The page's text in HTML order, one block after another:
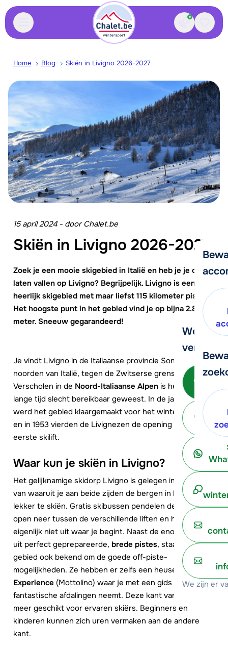
Contact
We
verder!
We zijn er
Home Blog Skiën in Livigno 2026-2027
15 april 2024 - doorChalet.be
Skiën in Livigno 2026-2027
Zoek je een mooie skigebied in Italië en heb je je oog
laten vallen op Livigno? Begrijpelijk. Livigno is een
heerlijk skigebied met maar liefst 115 kilometer piste.
Het hoogste punt in het gebied vind je op bijna 2.800
meter. Sneeuw gegarandeerd!
Je vindt Livigno in de Italiaanse provincie Sondrio, in het
noorden van Italië, tegen de Zwitserse grens.
Verscholen in de Noord-Italiaanse Alpen is het gebied
lange tijd slecht bereikbaar geweest. In de jaren 50
werd het gebied klaargemaakt voor het wintertoerisme
en in 1953 vierden de Livignezen de opening van de
eerste skilift.
Waar kun je skiën in Livigno?
Het gelijknamige skidorp Livigno is gelegen in een dal
van waaruit je aan beide zijden de bergen in kan om
lekker te skiën. Gratis skibussen pendelen de hele dag
open neer tussen de verschillende liften en het maakt
eigenlijk niet uit waar je begint. Naast de enorme keuze
uit perfect geprepareerde, brede pistes, staat het
gebied ook bekend om de goede off-piste-
mogelijkheden. Ze hebben er zelfs een heuse
Freeride
Experience (Mottolino) waar je met een gids de meest
fantastische afdalingen neemt. Deze kant van de vallei is
meer geschikt voor ervaren skiërs. Beginners en
kinderen kunnen zich uren vermaken aan de andere
kant.